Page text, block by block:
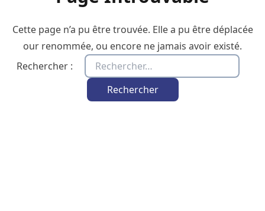
Cette page n’a pu être trouvée. Elle a pu être déplacée
our renommée, ou encore ne jamais avoir existé.
Rechercher :